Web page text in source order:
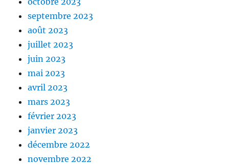
septembre 2023
août 2023
juillet 2023
juin 2023
mai 2023
avril 2023
mars 2023
février 2023
janvier 2023
décembre 2022
novembre 2022